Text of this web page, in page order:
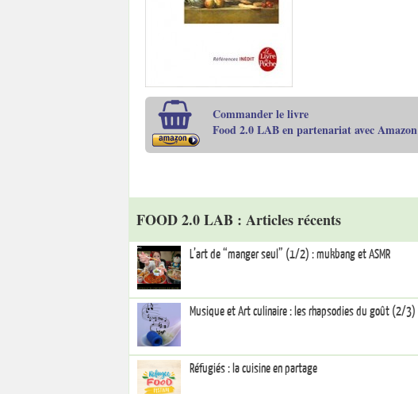
Commander le livre
Food 2.0 LAB en partenariat avec Amazon
FOOD 2.0 LAB : Articles récents
L’art de “manger seul” (1/2) : mukbang et ASMR
Musique et Art culinaire : les rhapsodies du goût (2/3)
Réfugiés : la cuisine en partage